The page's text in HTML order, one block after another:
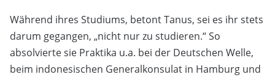
Während ihres Studiums, betont Tanus, sei es ihr stets
darum gegangen, „nicht nur zu studieren.“ So
absolvierte sie Praktika u.a. bei der Deutschen Welle,
beim indonesischen Generalkonsulat in Hamburg und